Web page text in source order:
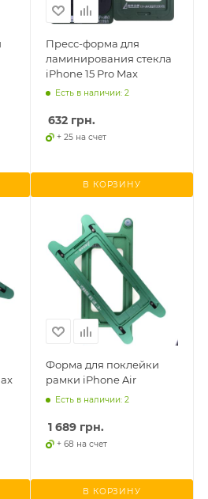
Пресс-форма для
ламинирования стекла
iPhone 15 Pro Max
Есть в наличии: 2
632 грн.
+ 25 на счет
В КОРЗИНУ
Форма для поклейки
рамки iPhone Air
Есть в наличии: 2
1 689 грн.
+ 68 на счет
В КОРЗИНУ